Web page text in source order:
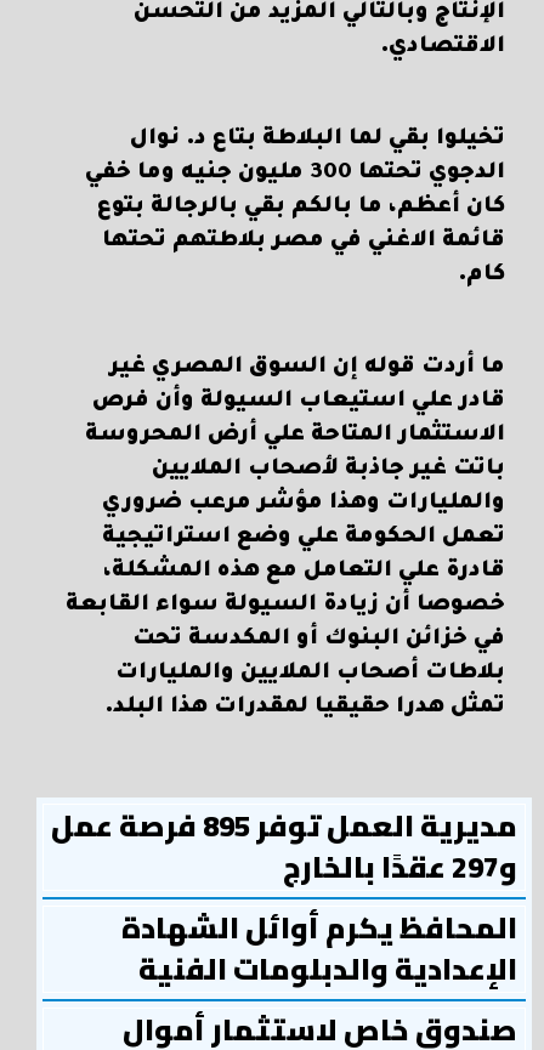
الإنتاج وبالتالي المزيد من التحسن
الاقتصادي.
تخيلوا بقي لما البلاطة بتاع د. نوال
الدجوي تحتها 300 مليون جنيه وما خفي
كان أعظم، ما بالكم بقي بالرجالة بتوع
قائمة الاغني في مصر بلاطتهم تحتها
كام.
ما أردت قوله إن السوق المصري غير
قادر علي استيعاب السيولة وأن فرص
الاستثمار المتاحة علي أرض المحروسة
باتت غير جاذبة لأصحاب الملايين
والمليارات وهذا مؤشر مرعب ضروري
تعمل الحكومة علي وضع استراتيجية
قادرة علي التعامل مع هذه المشكلة،
خصوصا أن زيادة السيولة سواء القابعة
في خزائن البنوك أو المكدسة تحت
بلاطات أصحاب الملايين والمليارات
تمثل هدرا حقيقيا لمقدرات هذا البلد.
مديرية العمل توفر 895 فرصة عمل
و297 عقدًا بالخارج
المحافظ يكرم أوائل الشهادة
الإعدادية والدبلومات الفنية
صندوق خاص لاستثمار أموال